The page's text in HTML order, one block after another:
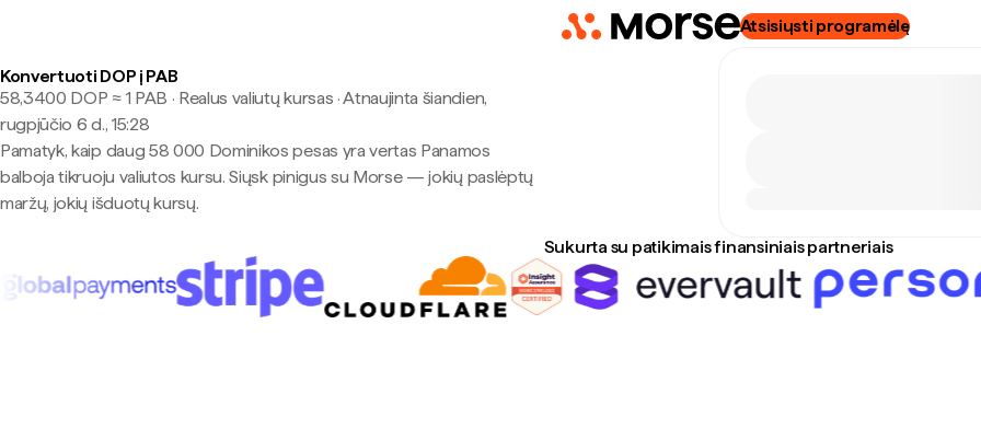
Atsisiųsti programėlę
Konvertuoti DOP į PAB
58,3400 DOP ≈ 1 PAB · Realus valiutų kursas ·Atnaujinta šiandien,
rugpjūčio 6 d., 15:28
Pamatyk, kaip daug 58 000 Dominikos pesas yra vertas Panamos
balboja tikruoju valiutos kursu. Siųsk pinigus su Morse — jokių paslėptų
maržų, jokių išduotų kursų.
Sukurta su patikimais finansiniais partneriais